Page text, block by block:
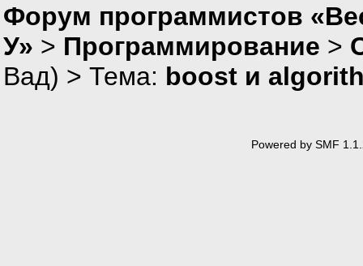
Форум программистов
У» > Программирование >
Вад) > Тема: boost и
Powered by SMF